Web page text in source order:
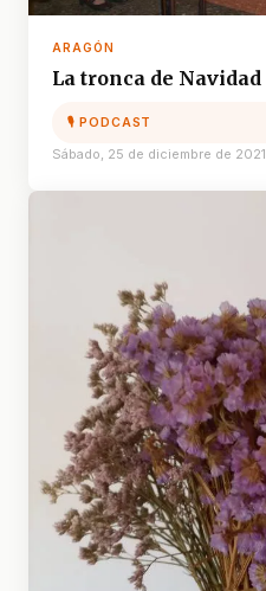
ARAGÓN
La tronca de Navidad
🎙 PODCAST
Sábado, 25 de diciembre de 2021